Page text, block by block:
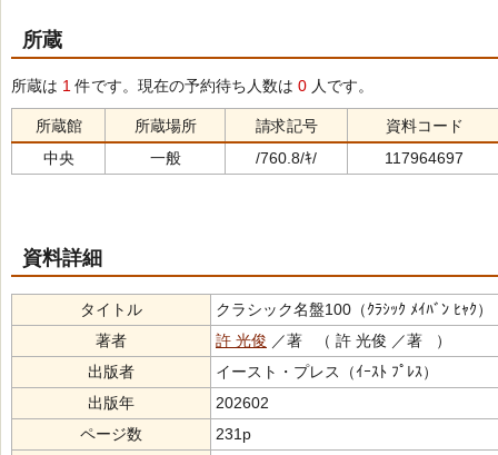
所蔵
所蔵は 1 件です。現在の予約待ち人数は 0 人です。
所蔵館 所蔵場所 請求記号
資料コード
中央
一般 /760.8/ｷ/ 117964697
資料詳細
タイトル
クラシック名盤100（ｸﾗｼｯｸ ﾒｲﾊﾞﾝ ﾋｬｸ）
著者
許 光俊 ／著 （ 許 光俊 ／著 ）
出版者
イースト・プレス（ｲｰｽﾄ ﾌﾟﾚｽ）
出版年
202602
ページ数
231p